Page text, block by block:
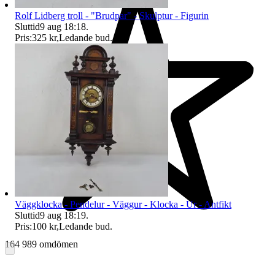
164 989 omdömen
Rolf Lidberg troll - "Brudpar" - Skulptur - Figurin
Sluttid9 aug 18:18.
Pris:325 kr,Ledande bud.
Väggklocka - Pendelur - Väggur - Klocka - Ur - Antfikt
Sluttid9 aug 18:19.
Pris:100 kr,Ledande bud.